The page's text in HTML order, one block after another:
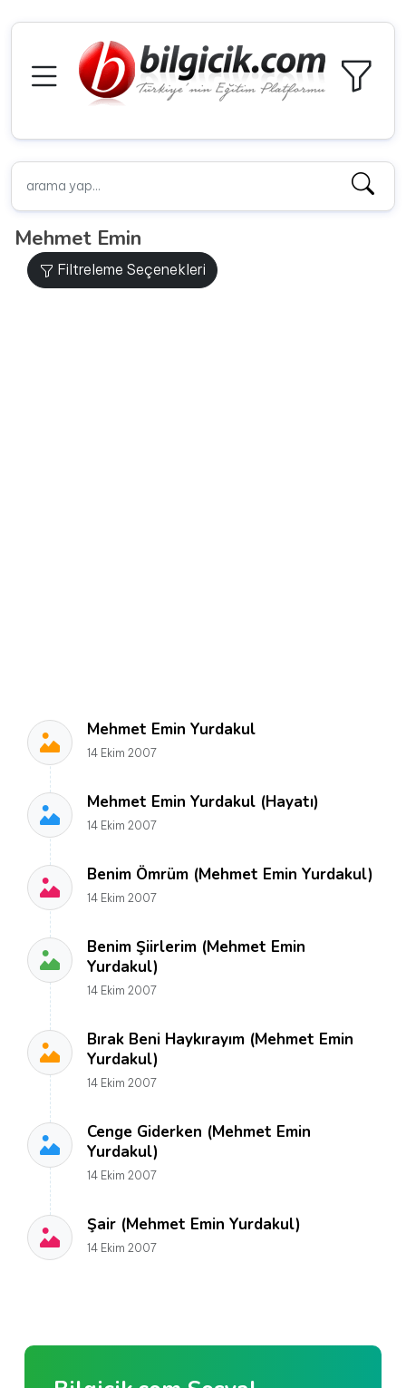
Mehmet Emin
Filtreleme Seçenekleri
Mehmet Emin Yurdakul
14 Ekim 2007
Mehmet Emin Yurdakul (Hayatı)
14 Ekim 2007
Benim Ömrüm (Mehmet Emin Yurdakul)
14 Ekim 2007
Benim Şiirlerim (Mehmet Emin
Yurdakul)
14 Ekim 2007
Bırak Beni Haykırayım (Mehmet Emin
Yurdakul)
14 Ekim 2007
Cenge Giderken (Mehmet Emin
Yurdakul)
14 Ekim 2007
Şair (Mehmet Emin Yurdakul)
14 Ekim 2007